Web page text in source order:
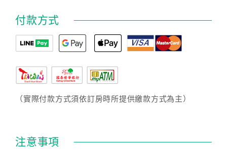
付款方式
（實際付款方式須依訂房時所提供繳款方式為主）
注意事項